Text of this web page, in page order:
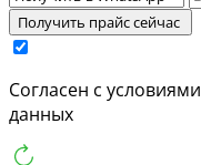
Получить прайс сейчас
Cогласен с условиями
данных